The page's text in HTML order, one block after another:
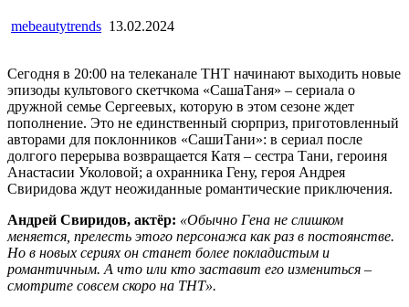
mebeautytrends 13.02.2024
Сегодня в 20:00 на телеканале ТНТ начинают выходить новые
эпизоды культового скетчкома «СашаТаня» – сериала о
дружной семье Сергеевых, которую в этом сезоне ждет
пополнение. Это не единственный сюрприз, приготовленный
авторами для поклонников «СашиТани»: в сериал после
долгого перерыва возвращается Катя – сестра Тани, героиня
Анастасии Уколовой; а охранника Гену, героя Андрея
Свиридова ждут неожиданные романтические приключения.
Андрей Свиридов, актёр: «Обычно Гена не слишком
меняется, прелесть этого персонажа как раз в постоянстве.
Но в новых сериях он станет более покладистым и
романтичным. А что или кто заставит его измениться –
смотрите совсем скоро на ТНТ».